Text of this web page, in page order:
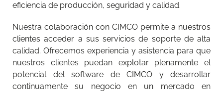
eficiencia de producción, seguridad y calidad.
Nuestra colaboración con CIMCO permite a nuestros
clientes acceder a sus servicios de soporte de alta
calidad. Ofrecemos experiencia y asistencia para que
nuestros clientes puedan explotar plenamente el
potencial del software de CIMCO y desarrollar
continuamente su negocio en un mercado en